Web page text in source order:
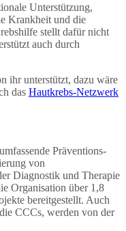
Unterstützung,
Krankheit und die
stellt dafür nicht
auch durch
ihr unterstützt, dazu wäre
das Hautkrebs-Netzwerk
Präventions-
von
Diagnostik und Therapie
Organisation über 1,8
bereitgestellt. Auch
CCCs, werden von der